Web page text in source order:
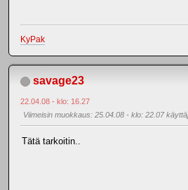
KyPak
savage23
22.04.08 - klo: 16.27
Viimeisin muokkaus: 25.04.08 - klo: 22.07
Tätä tarkoitin..